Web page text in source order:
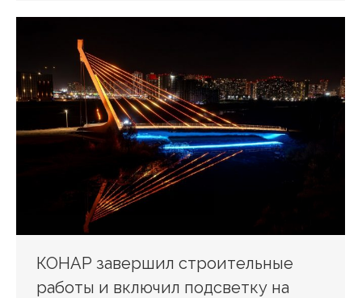
КОНАР завершил строительные
работы и включил подсветку на